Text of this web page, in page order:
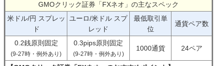
GMOクリック証券「FXネオ」の主なスペック
米ドル/円 スプレッ
ド
ユーロ/米ドル スプ
レッド
最低取引単
位
通貨ペア数
0.2銭原則固定
(9-27時・例外あり)
0.3pips原則固定
(9-27時・例外あり)
1000通貨 24ペア